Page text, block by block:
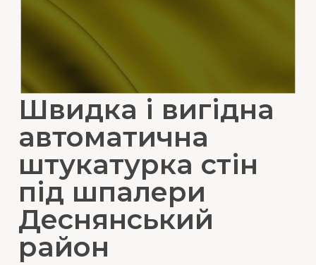
Швидка і вигідна
автоматична
штукатурка стін
під шпалери
Деснянський
район